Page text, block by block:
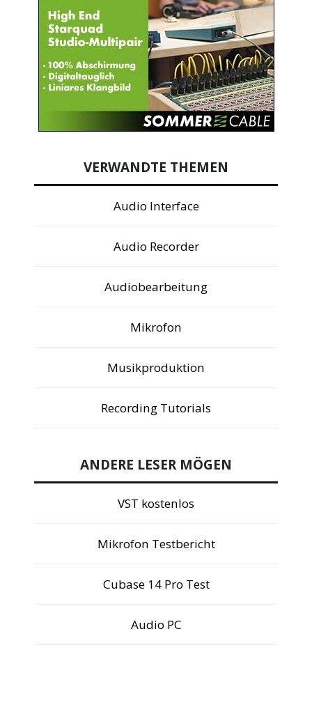
VERWANDTE THEMEN
Audio Interface
Audio Recorder
Audiobearbeitung
Mikrofon
Musikproduktion
Recording Tutorials
ANDERE LESER MÖGEN
VST kostenlos
Mikrofon Testbericht
Cubase 14 Pro Test
Audio PC